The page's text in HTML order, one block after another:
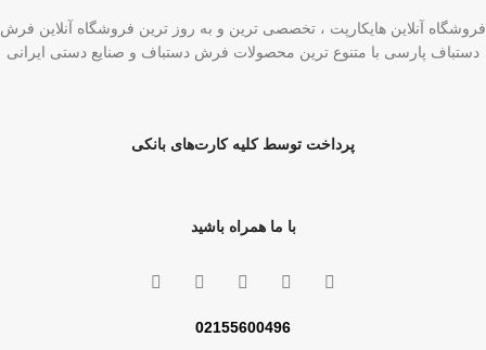
فروشگاه آنلاین هایکارپت ، تخصصی ترین و به روز ترین فروشگاه آنلاین فرش
دستباف پارسی با متنوع ترین محصولات فرش دستباف و صنایع دستی ایرانی
پرداخت توسط کلیه کارت‌های بانکی
با ما همراه باشید
02155600496